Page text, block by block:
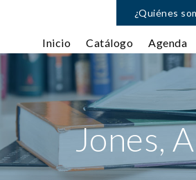
¿Quiénes
Inicio Catálogo Agenda
Jones,